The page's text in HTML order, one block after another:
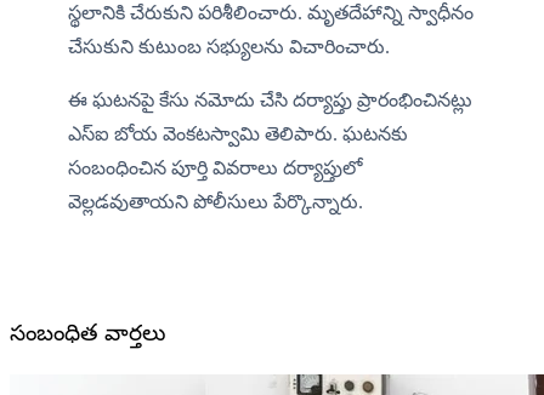
స్థలానికి చేరుకుని పరిశీలించారు. మృతదేహాన్ని స్వాధీనం
చేసుకుని కుటుంబ సభ్యులను విచారించారు.
ఈ ఘటనపై కేసు నమోదు చేసి దర్యాప్తు ప్రారంభించినట్లు
ఎస్ఐ బోయ వెంకటస్వామి తెలిపారు. ఘటనకు
సంబంధించిన పూర్తి వివరాలు దర్యాప్తులో
వెల్లడవుతాయని పోలీసులు పేర్కొన్నారు.
సంబంధిత వార్తలు